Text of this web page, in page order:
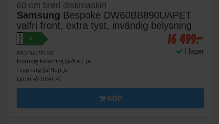
60 cm bred diskmaskin
Samsung Bespoke DW60BB890UAPET
valfri front, extra tyst, invändig belysning
A
↑
G
B
PRODUKTBLAD
Invändig belysning (Ja/Nej): Ja
Toppkorg (Ja/Nej): Ja
Ljudnivå (dBA): 40
16 499:-
I lager
KÖP